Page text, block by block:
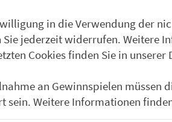
1.100 Linien.
in die Verwendung der
Sie jederzeit widerrufen. Weitere
Cookies finden Sie in
an Gewinnspielen müssen
sein. Weitere Informationen